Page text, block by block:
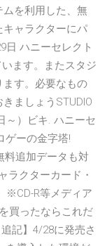
ムを利用した、無
ャラクターにパ
日 ハニーセレクト
ます。またスタジ
す。必要なもの
ましょうSTUDIO
～）ビキ. ハニーセ
ゲーの金字塔!
料追加データも対
ラクターカード・
※CD-R等メディア
買ったならこれだ
記】4/28に発売さ